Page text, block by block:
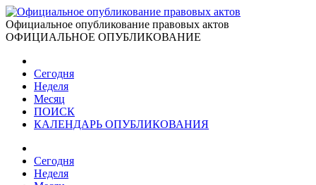
Официальное опубликование правовых актов
ОФИЦИАЛЬНОЕ ОПУБЛИКОВАНИЕ
Сегодня
Неделя
Месяц
ПОИСК
КАЛЕНДАРЬ ОПУБЛИКОВАНИЯ
Сегодня
Неделя